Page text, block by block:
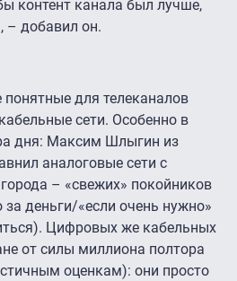
контент канала был лучше,
– добавил он.
для телеканалов
сети. Особенно в
дня: Максим Шлыгин из
аналоговые сети с
– «свежих» покойников
деньги/«если очень нужно»
Цифровых же кабельных
от силы миллиона полтора
оценкам): они просто